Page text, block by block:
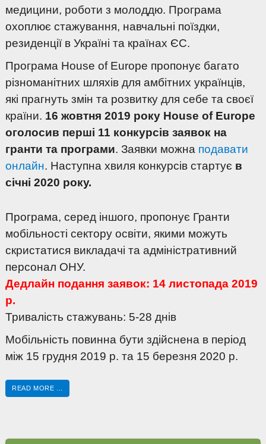
медицини, роботи з молоддю. Програма
охоплює стажування, навчальні поїздки,
резиденції в Україні та країнах ЄС.
Програма House of Europe пропонує багато
різноманітних шляхів для амбітних українців,
які прагнуть змін та розвитку для себе та своєї
країни. 16 жовтня 2019 року House of Europe
оголосив перші 11 конкурсів заявок на
гранти та програми. Заявки можна подавати
онлайн. Наступна хвиля конкурсів стартує в
січні 2020 року.
Програма, серед іншого, пропонує Гранти
мобільності сектору освіти, якими можуть
скристатися викладачі та адміністративний
персонал ОНУ.
Дедлайн подання заявок: 14 листопада 2019
р.
Тривалість стажувань: 5-28 днів
Мобільність повинна бути здійснена в період
між 15 грудня 2019 р. та 15 березня 2020 р.
READ MORE ...